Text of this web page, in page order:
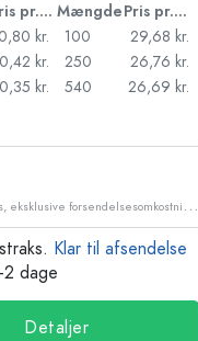
Pris pr. stk. Mængde
Pris pr. stk.
kr.
kr.
kr.
100
29,68 kr.
250
26,76 kr.
540
26,69 kr.
P
riser inkl. moms, eksklusive forsendelsesomkostninger
Klar til afsendelse
dage
Detaljer